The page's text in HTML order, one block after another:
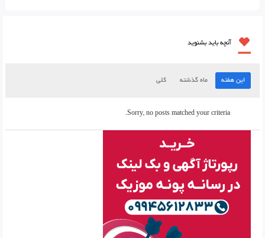
آنچه باید بشنوید
این هفته ماه گذشته کلی
Sorry, no posts matched your criteria.